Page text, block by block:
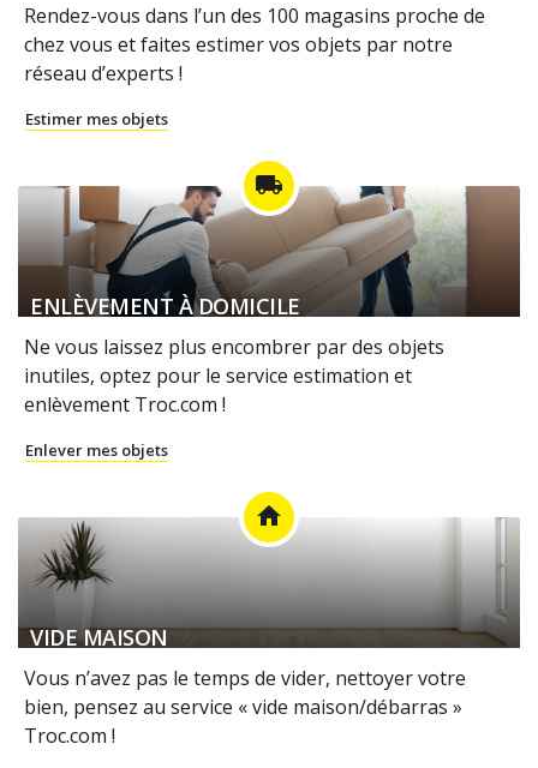
Rendez-vous dans l’un des 100 magasins proche de
chez vous et faites estimer vos objets par notre
réseau d’experts !
Estimer mes objets
local_shipping
ENLÈVEMENT À DOMICILE
Ne vous laissez plus encombrer par des objets
inutiles, optez pour le service estimation et
enlèvement Troc.com !
Enlever mes objets
home
VIDE MAISON
Vous n’avez pas le temps de vider, nettoyer votre
bien, pensez au service « vide maison/débarras »
Troc.com !